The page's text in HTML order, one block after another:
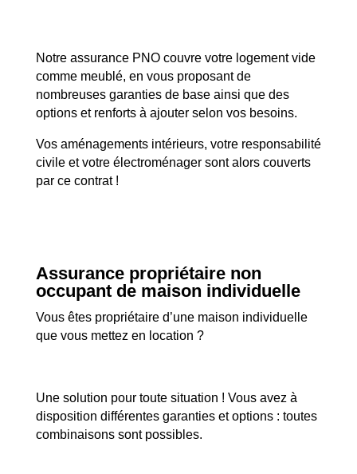
Notre assurance PNO couvre votre logement vide
comme meublé, en vous proposant de
nombreuses garanties de base ainsi que des
options et renforts à ajouter selon vos besoins.
Vos aménagements intérieurs, votre responsabilité
civile et votre électroménager sont alors couverts
par ce contrat !
Assurance propriétaire non
occupant de maison individuelle
Vous êtes propriétaire d’une maison individuelle
que vous mettez en location ?
Une solution pour toute situation ! Vous avez à
disposition différentes garanties et options : toutes
combinaisons sont possibles.